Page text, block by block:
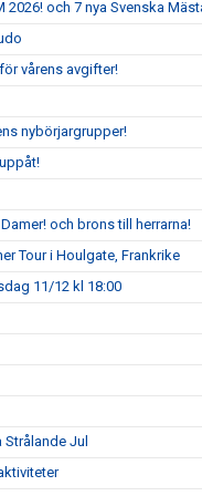
och 7 nya Svenska
vårens avgifter!
nybörjargrupper!
och brons till herrarna!
Tour i Houlgate, Frankrike
11/12 kl 18:00
Jul